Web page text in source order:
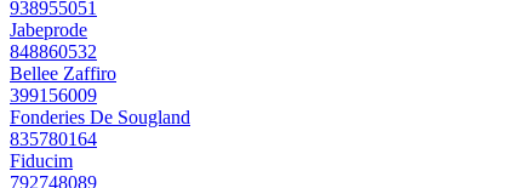
938955051
Jabeprode
848860532
Bellee Zaffiro
399156009
Fonderies De Sougland
835780164
Fiducim
792748089